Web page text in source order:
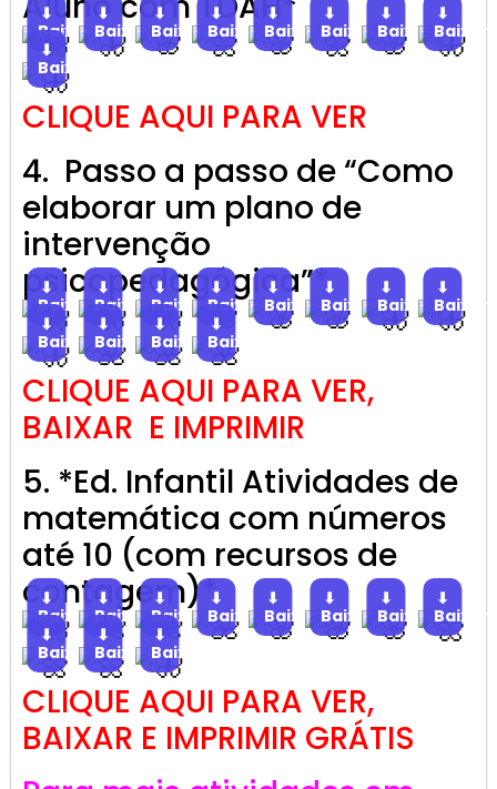
⬇
Baixar
⬇
Baixar
⬇
Baixar
⬇
Baixar
⬇
Baixar
⬇
Baixar
⬇
Baixar
⬇
Baixar
⬇
Baixar
CLIQUE AQUI PARA VER
4. Passo a passo de “Como
elaborar um plano de
intervenção
psicopedagógica”*
⬇
Baixar
⬇
Baixar
⬇
Baixar
⬇
Baixar
⬇
Baixar
⬇
Baixar
⬇
Baixar
⬇
Baixar
⬇
Baixar
⬇
Baixar
⬇
Baixar
⬇
Baixar
CLIQUE AQUI PARA VER,
BAIXAR E IMPRIMIR
5. *Ed. Infantil Atividades de
matemática com números
até 10 (com recursos de
contagem)*
⬇
Baixar
⬇
Baixar
⬇
Baixar
⬇
Baixar
⬇
Baixar
⬇
Baixar
⬇
Baixar
⬇
Baixar
⬇
Baixar
⬇
Baixar
⬇
Baixar
CLIQUE AQUI PARA VER,
BAIXAR E IMPRIMIR GRÁTIS